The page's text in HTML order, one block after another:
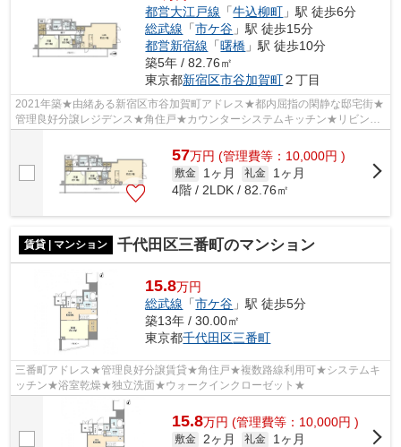
都営大江戸線 「牛込柳町 」駅 徒歩6分
総武線 「市ケ谷 」駅 徒歩15分
都営新宿線 「曙橋 」駅 徒歩10分
築5年 / 82.76㎡
東京都新宿区市谷加賀町２丁目
2021年築★由緒ある新宿区市谷加賀町アドレス★都内屈指の閑静な邸宅街★
管理良好分譲レジデンス★角住戸★カウンターシステムキッチン★リビング
約22.1帖★
57万円 (管理費等：10,000円 )
敷金 1ヶ月 礼金
1ヶ月
4階 / 2LDK / 82.76㎡
賃貸 | マンション 千代田区三番町のマンション
15.8万円
総武線 「市ケ谷 」駅 徒歩5分
築13年 / 30.00㎡
東京都千代田区三番町
三番町アドレス★管理良好分譲賃貸★角住戸★複数路線利用可★システムキ
ッチン★浴室乾燥★独立洗面★ウォークインクローゼット★
15.8万円 (管理費等：10,000円 )
敷金 2ヶ月 礼金 1ヶ月